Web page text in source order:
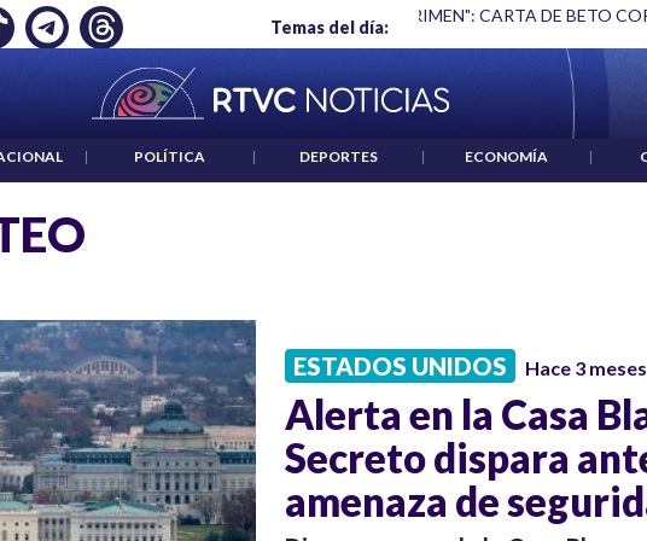
Temas del día:
EMPLEO: JP MORGAN "HABLAR NO ES UN CRIMEN": CARTA DE BETO
| POLÍTICA | DEPORTES | ECONOMÍA |
ESTADOS UNIDOS Hace 3 meses
Alerta en la Casa
Secreto dispara
amenaza de